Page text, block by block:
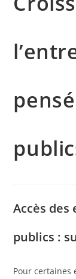
Accès
publics :
Pour certaines